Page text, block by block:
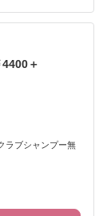
＋
ラブシャンプー無